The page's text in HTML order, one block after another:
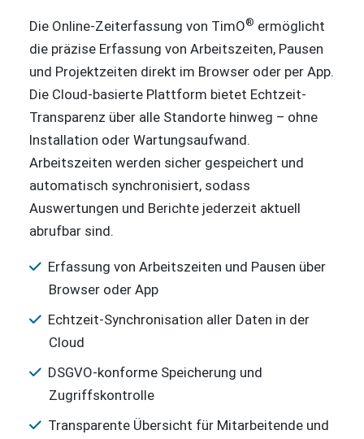
Die Online-Zeiterfassung von TimO® ermöglicht
die präzise Erfassung von Arbeitszeiten, Pausen
und Projektzeiten direkt im Browser oder per App.
Die Cloud-basierte Plattform bietet Echtzeit-
Transparenz über alle Standorte hinweg – ohne
Installation oder Wartungsaufwand.
Arbeitszeiten werden sicher gespeichert und
automatisch synchronisiert, sodass
Auswertungen und Berichte jederzeit aktuell
abrufbar sind.
Erfassung von Arbeitszeiten und Pausen über
Browser oder App
Echtzeit-Synchronisation aller Daten in der
Cloud
DSGVO-konforme Speicherung und
Zugriffskontrolle
Transparente Übersicht für Mitarbeitende und